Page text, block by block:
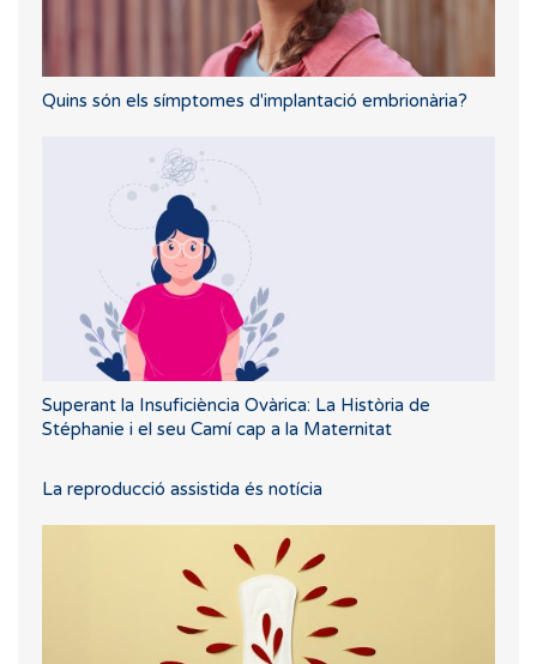
Quins són els símptomes d'implantació embrionària?
Superant la Insuficiència Ovàrica: La Història de
Stéphanie i el seu Camí cap a la Maternitat
La reproducció assistida és notícia